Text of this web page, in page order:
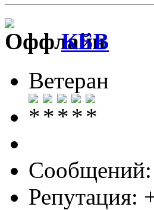
КБВ
Ветеран
Сообщений:
Репутация: